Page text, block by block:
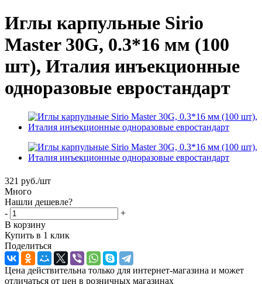
Иглы карпульные Sirio
Master 30G, 0.3*16 мм (100
шт), Италия инъекционные
одноразовые евростандарт
321 руб./шт
Много
Нашли дешевле?
-
+
В корзину
Купить в 1 клик
Поделиться
Цена действительна только для интернет-магазина и может
отличаться от цен в розничных магазинах